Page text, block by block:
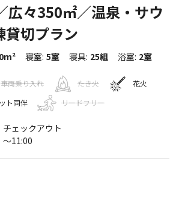
広々350㎡／温泉・サウ
貸切プラン
寝室: 5室 寝具: 25組 浴室: 2室
車両乗り入れ たき火
花火
ト同伴 リードフリー
チェックアウト
〜11:00
クーポン利用可 宿泊施設
足柄下郡箱根町仙石原1038-1